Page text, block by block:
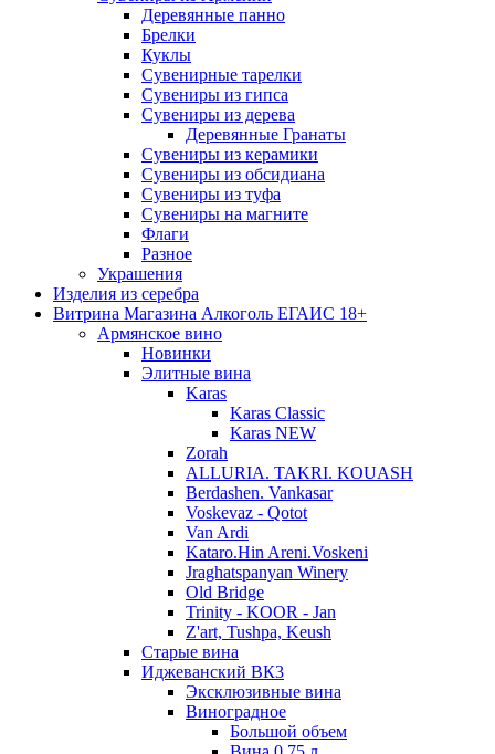
Деревянные панно
Брелки
Куклы
Сувенирные тарелки
Сувениры из гипса
Сувениры из дерева
Деревянные Гранаты
Сувениры из керамики
Сувениры из обсидиана
Сувениры из туфа
Сувениры на магните
Флаги
Разное
Украшения
Изделия из серебра
Витрина Магазина Алкоголь ЕГАИС 18+
Армянское вино
Новинки
Элитные вина
Karas
Karas Classic
Karas NEW
Zorah
ALLURIA. TAKRI. KOUASH
Berdashen. Vankasar
Voskevaz - Qotot
Van Ardi
Kataro.Hin Areni.Voskeni
Jraghatspanyan Winery
Old Bridge
Trinity - KOOR - Jan
Z'art, Tushpa, Keush
Старые вина
Иджеванский ВК3
Эксклюзивные вина
Виноградное
Большой объем